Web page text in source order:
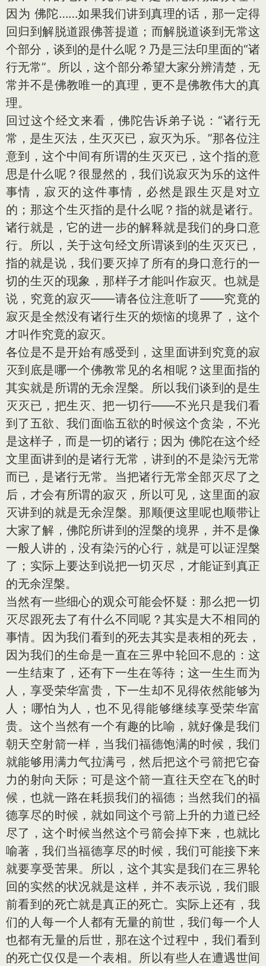
因为 佛陀……如果我们讲到真理的话，那一定得
回归到解脱道跟佛菩提道；而解脱道谈到无常这
个部分，谈到的是什么呢？乃是三法印里面的“诸
行无常”。所以，这个部分希望大家分辨清楚，无
常并不是佛教唯一的真理，更不是佛教伟大的真
理。
回过这个经文来看，佛陀告诉弟子说：“诸行无
常，是生灭法，生灭灭已，寂灭为乐。”那各位注
意到，这个中间有所谓的生灭灭已，这个指的意
思是什么呢？很显然的，我们说寂灭为乐的这件
事情，寂灭的这件事情，必然是跟生灭是对立
的；那这个生灭指的是什么呢？指的就是诸行。
诸行就是，它的进一步的解释就是我们的身口意
行。所以，关于这句经文所谓谈到的生灭灭已，
指的就是说，我们要灭掉了所有的身口意行的一
切的生灭的现象，那样子才能叫作寂灭。也就是
说，究竟的寂灭——请各位注意听了——究竟的
寂灭是全然没有诸行生灭的烦恼的境界了，这个
才叫作究竟的寂灭。
各位是不是开始有感受到，这里面讲到究竟的寂
灭到底是哪一个佛教常见的名相呢？这里面指的
其实就是所谓的无余涅槃。所以我们谈到的是生
灭灭已，把生灭、把一切行——不光只是我们看
到了五欲、我们面临五欲的时候这个贪染，不光
是这样子，而是一切的诸行；因为 佛陀在这个经
文里面讲到的是诸行无常，讲到的不是染污无常
而已，是诸行无常。当把诸行无常全部灭尽了之
后，才会有所谓的寂灭，所以可见，这里面的寂
灭讲到的就是无余涅槃。那顺便这里呢也顺带让
大家了解，佛陀所讲到的涅槃的境界，并不是像
一般人讲的，没有染污的心行，就是可以证涅槃
了；实际上要达到说把一切灭尽，才能证到真正
的无余涅槃。
当然有一些细心的观众可能会怀疑：那么把一切
灭尽跟死去了有什么不同呢？其实是大不相同的
事情。因为我们看到的死去其实是表相的死去，
因为我们的生命是一直在三界中轮回不息的：这
一生结束了，还有下一生在等待；这一生生而为
人，享受荣华富贵，下一生却不见得依然能够为
人；哪怕为人，也不见得能够继续享受荣华富
贵。这个当然有一个有趣的比喻，就好像是我们
朝天空射箭一样，当我们福德饱满的时候，我们
就能够用满力气拉满弓，然后把这个弓箭把它奋
力的射向天际；可是这个箭一直往天空在飞的时
候，也就一路在耗损我们的福德；当然我们的福
德享尽的时候，就如同这个弓箭上升的力道已经
尽了，这个时候当然这个弓箭会掉下来，也就比
喻著，我们当福德享尽的时候，我们可能接下来
就要享受苦果。所以，这个其实是我们在三界轮
回的实然的状况就是这样，并不表示说，我们眼
前看到的死亡就是真正的死亡。实际上还有，我
们的人每一个人都有无量的前世，我们每一个人
也都有无量的后世，那在这个过程中，我们看到
的死亡仅仅是一个表相。所以有些人在遭遇世间